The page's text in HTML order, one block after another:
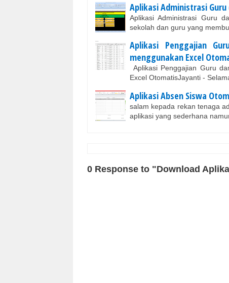
Aplikasi Administrasi
Aplikasi Administrasi Guru
sekolah dan guru yang
Aplikasi Penggajian
menggunakan Excel
Aplikasi Penggajian Guru
Excel OtomatisJayanti -
Aplikasi Absen Siswa
salam kepada rekan tenaga
aplikasi yang sederhana
0 Response to "Download